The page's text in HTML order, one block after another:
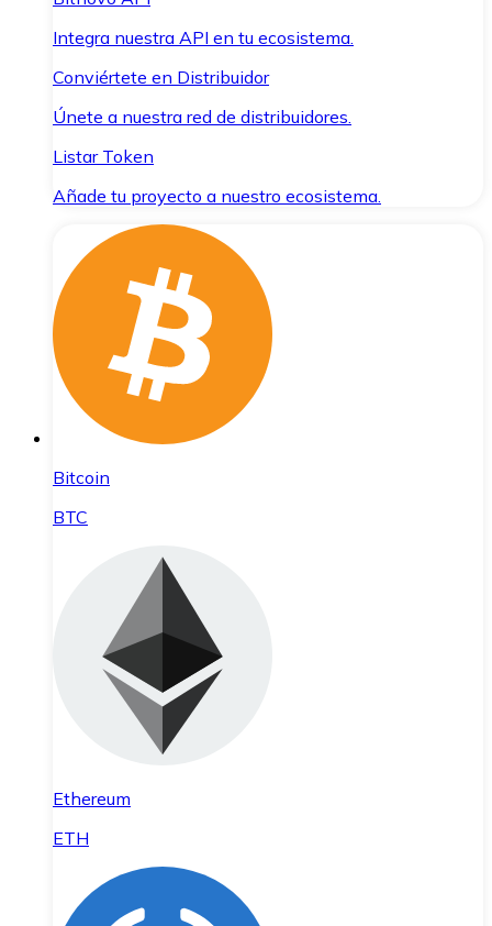
Integra nuestra API en tu ecosistema.
Conviértete en Distribuidor
Únete a nuestra red de distribuidores.
Listar Token
Añade tu proyecto a nuestro ecosistema.
Bitcoin
BTC
Ethereum
ETH